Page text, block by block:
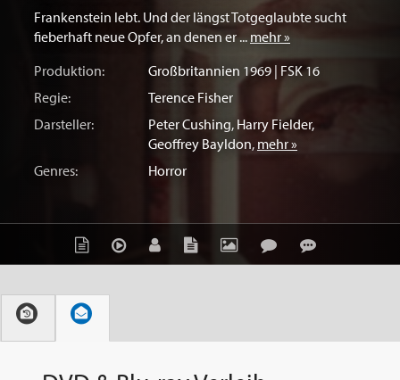
Frankenstein lebt. Und der längst Totgeglaubte sucht
fieberhaft neue Opfer, an denen er ... mehr »
Produktion:
Großbritannien 1969 | FSK 16
Regie:
Terence Fisher
Darsteller:
Peter Cushing, Harry Fielder,
Geoffrey Bayldon, mehr »
Genres:
Horror